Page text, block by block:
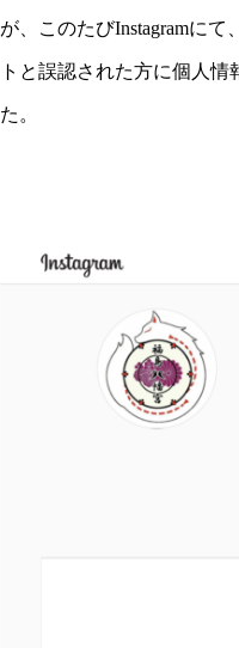
が、このたびInstagramに
トと誤認された方に個人
た。